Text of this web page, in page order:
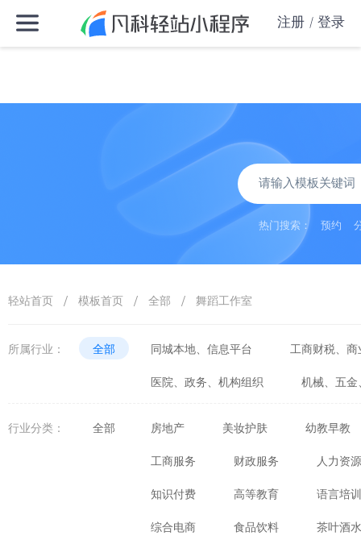
注册 登录
热门搜索： 预约
轻站首页 / 模板首页 / 全部 / 舞蹈工作室
所属行业： 全部 同城本地、信息平台 工商财税、
医院、政务、机构组织 机械、五
行业分类： 全部 房地产 美妆护肤 幼教早教
工商服务 财政服务 人力资源
知识付费 高等教育 语言培训
综合电商 食品饮料 茶叶酒水